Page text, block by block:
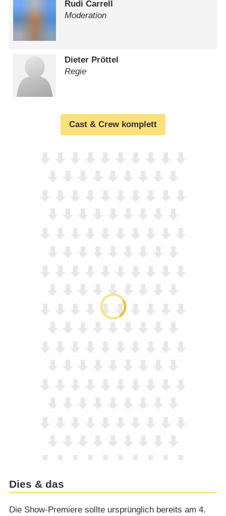
Rudi Carrell
Moderation
Dieter Pröttel
Regie
Cast & Crew komplett
Dies & das
Die Show-Premiere sollte ursprünglich bereits am 4.